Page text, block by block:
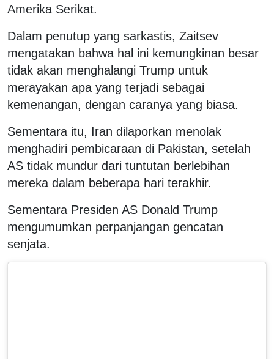
Amerika Serikat.
Dalam penutup yang sarkastis, Zaitsev
mengatakan bahwa hal ini kemungkinan besar
tidak akan menghalangi Trump untuk
merayakan apa yang terjadi sebagai
kemenangan, dengan caranya yang biasa.
Sementara itu, Iran dilaporkan menolak
menghadiri pembicaraan di Pakistan, setelah
AS tidak mundur dari tuntutan berlebihan
mereka dalam beberapa hari terakhir.
Sementara Presiden AS Donald Trump
mengumumkan perpanjangan gencatan
senjata.